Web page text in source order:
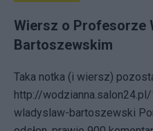
Wiersz o Profesorze
Bartoszewskim
Taka notka (i wiersz)
http://
wladyslaw-bartoszewski